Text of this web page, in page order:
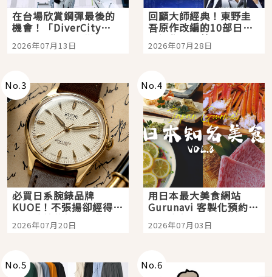
在台場欣賞鋼彈最後的
機會！「DiverCity
Tokyo Plaza」搭船、
購物、美食及夜景，一
2026年07月13日
回顧大師經典！東野圭
吾原作改編的10部日本
影視作品推薦
2026年07月28日
No.3
必買日系腕錶品牌
KUOE！不張揚卻經得起
時間洗鍊的經典之作五
選
2026年07月20日
No.4
用日本最大美食網站
Gurunavi 客製化預約九
大都市餐廳，打造專屬
美食體驗！
2026年07月03日
No.5 No.6